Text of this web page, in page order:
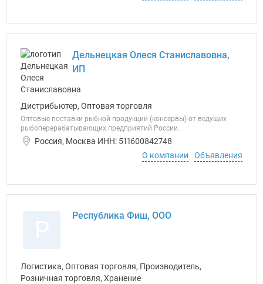
Дельнецкая Олеся Станиславовна,
ИП
Дистрибьютер, Оптовая торговля
Оптовые поставки рыбной продукции (консервы) от ведущих
рыбоперерабатывающих предприятий России.
Россия, Москва ИНН: 511600842748
О компании
Объявления
Республика Фиш, ООО
Логистика, Оптовая торговля, Производитель,
Розничная торговля, Хранение